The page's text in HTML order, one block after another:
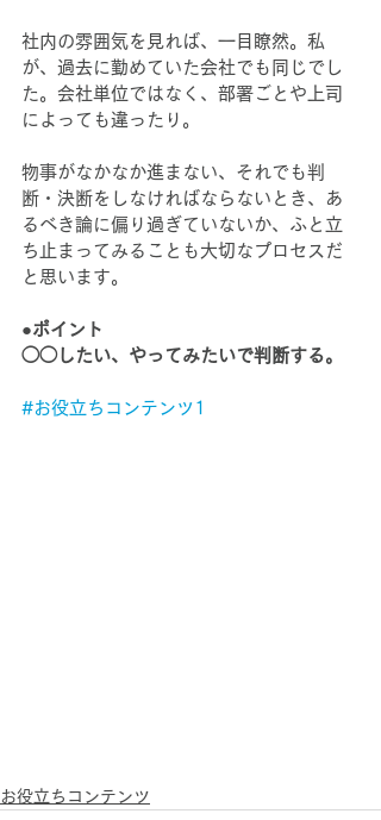
社内の雰囲気を見れば、一目瞭然。私
が、過去に勤めていた会社でも同じでし
た。会社単位ではなく、部署ごとや上司
によっても違ったり。
物事がなかなか進まない、それでも判
断・決断をしなければならないとき、あ
るべき論に偏り過ぎていないか、ふと立
ち止まってみることも大切なプロセスだ
と思います。
●ポイント
◯◯したい、やってみたいで判断する。
#お役立ちコンテンツ1
お役立ちコンテンツ